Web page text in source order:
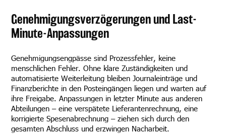
Genehmigungsverzögerungen und Last-
Minute-Anpassungen
Genehmigungsengpässe sind Prozessfehler, keine
menschlichen Fehler. Ohne klare Zuständigkeiten und
automatisierte Weiterleitung bleiben Journaleinträge und
Finanzberichte in den Posteingängen liegen und warten auf
ihre Freigabe. Anpassungen in letzter Minute aus anderen
Abteilungen – eine verspätete Lieferantenrechnung, eine
korrigierte Spesenabrechnung – ziehen sich durch den
gesamten Abschluss und erzwingen Nacharbeit.